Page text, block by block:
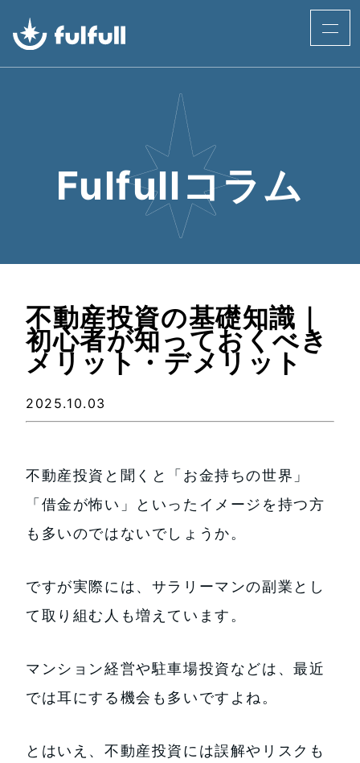
Fulfullコラム
不動産投資の基礎知識｜
初心者が知っておくべき
メリット・デメリット
2025.10.03
不動産投資と聞くと「お金持ちの世界」
「借金が怖い」といったイメージを持つ方
も多いのではないでしょうか。
ですが実際には、サラリーマンの副業とし
て取り組む人も増えています。
マンション経営や駐車場投資などは、最近
では耳にする機会も多いですよね。
とはいえ、不動産投資には誤解やリスクも